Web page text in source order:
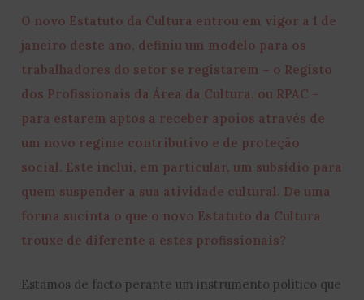
O novo Estatuto da Cultura entrou em vigor a 1 de
janeiro deste ano, definiu um modelo para os
trabalhadores do setor se registarem – o Registo
dos Profissionais da Área da Cultura, ou RPAC –
para estarem aptos a receber apoios através de
um novo regime contributivo e de proteção
social. Este inclui, em particular, um subsídio para
quem suspender a sua atividade cultural. De uma
forma sucinta o que o novo Estatuto da Cultura
trouxe de diferente a estes profissionais?
Estamos de facto perante um instrumento político que